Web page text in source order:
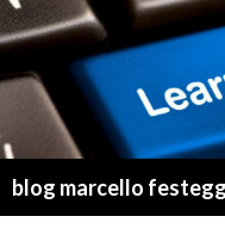
blog marcello